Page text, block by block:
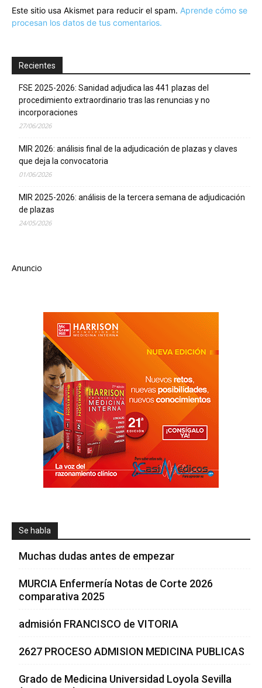
Este sitio usa Akismet para reducir el spam. Aprende cómo se
procesan los datos de tus comentarios.
Recientes
FSE 2025-2026: Sanidad adjudica las 441 plazas del
procedimiento extraordinario tras las renuncias y no
incorporaciones
27/06/2026
MIR 2026: análisis final de la adjudicación de plazas y claves
que deja la convocatoria
01/06/2026
MIR 2025-2026: análisis de la tercera semana de adjudicación
de plazas
24/05/2026
Anuncio
Se habla
Muchas dudas antes de empezar
MURCIA Enfermería Notas de Corte 2026
comparativa 2025
admisión FRANCISCO de VITORIA
2627 PROCESO ADMISION MEDICINA PUBLICAS
Grado de Medicina Universidad Loyola Sevilla